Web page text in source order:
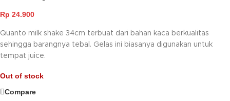
Rp 24.900
Quanto milk shake 34cm terbuat dari bahan kaca berkualitas
sehingga barangnya tebal. Gelas ini biasanya digunakan untuk
tempat juice.
Out of stock
Compare